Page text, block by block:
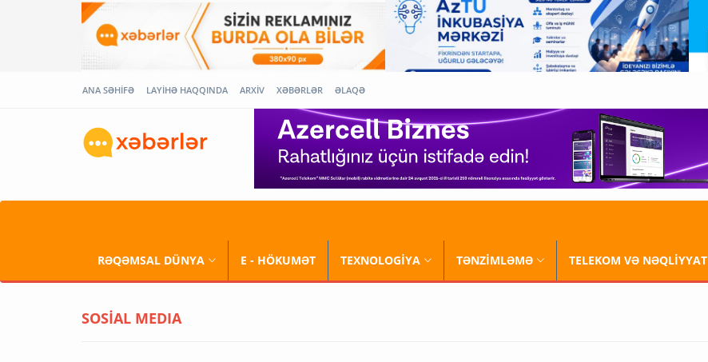
ANA SƏHİFƏ LAYİHƏ HAQQINDA ARXİV XƏBƏRLƏR ƏLAQƏ
RƏQƏMSAL DÜNYA E - HÖKUMƏT TEXNOLOGİYA TƏNZİMLƏMƏ TELEKOM VƏ NƏQLİYYAT
SOSİAL MEDIA